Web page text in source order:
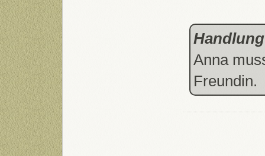
Anna